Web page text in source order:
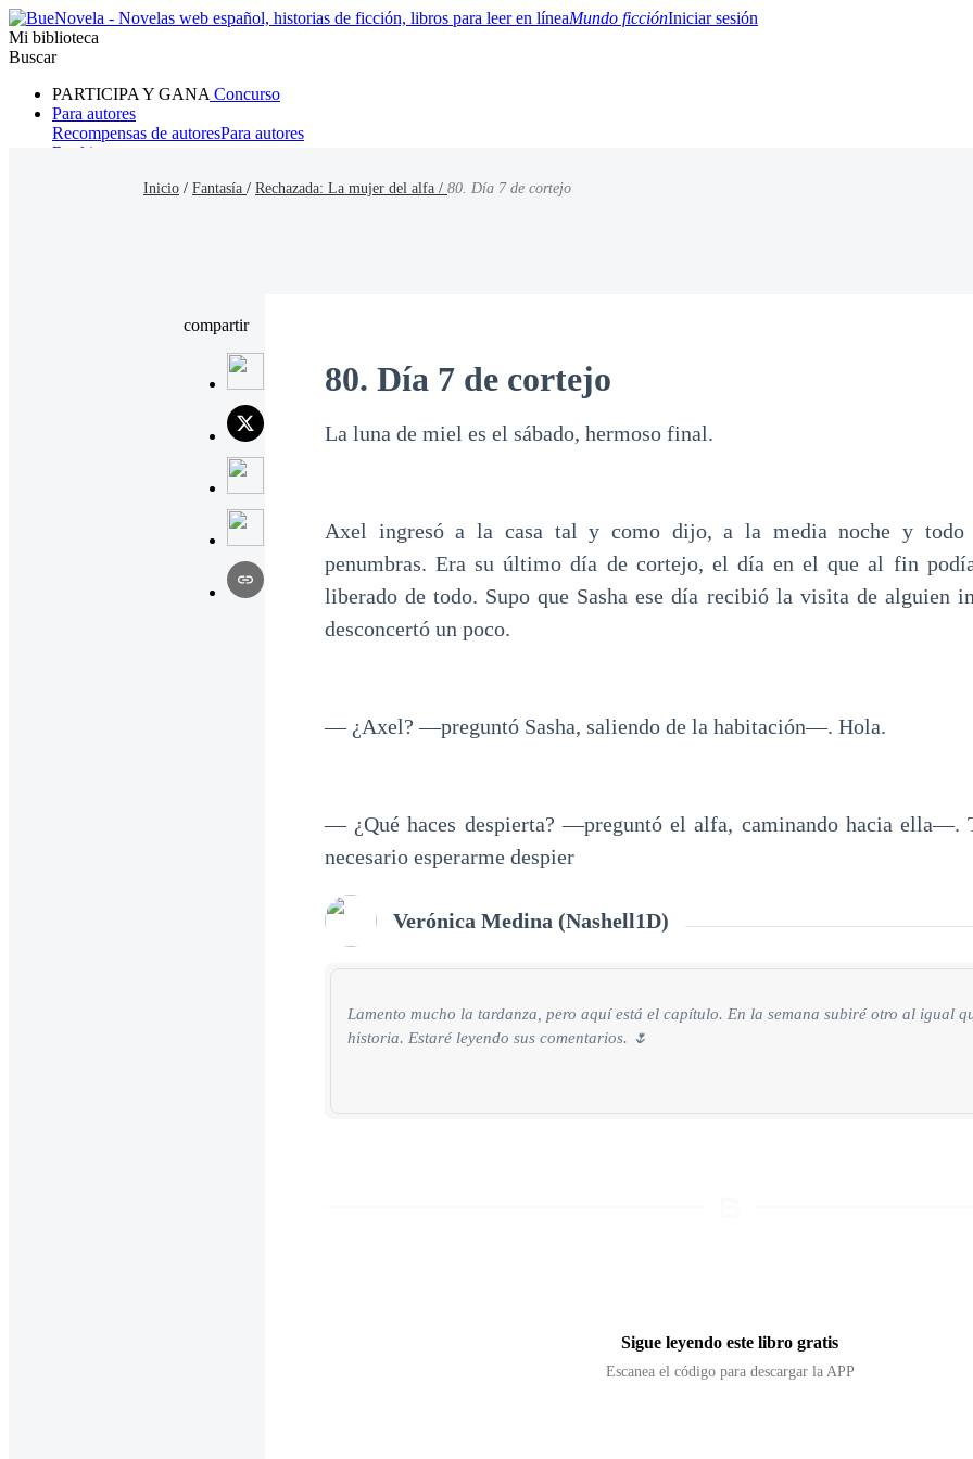
Mundo ficciónIniciar sesión
Mi biblioteca
Buscar
PARTICIPA Y GANA Concurso
Para autores
Recompensas de autoresPara autores
Ranking
Inicio / Fantasía / Rechazada: La mujer del alfa / 80. Día 7 de cortejo
compartir
80. Día 7 de cortejo
La luna de miel es el sábado, hermoso final.
Axel ingresó a la casa tal y como dijo, a la media noche y todo
penumbras. Era su último día de cortejo, el día en el que al fin
liberado de todo. Supo que Sasha ese día recibió la visita de alguien
desconcertó un poco.
— ¿Axel? —preguntó Sasha, saliendo de la habitación—. Hola.
— ¿Qué haces despierta? —preguntó el alfa, caminando hacia ella—.
necesario esperarme despier
Verónica Medina (Nashell1D)
Lamento mucho la tardanza, pero aquí está el capítulo. En la semana subiré otro al igual
historia. Estaré leyendo sus comentarios. 🌷
Sigue leyendo este libro gratis
Escanea el código para descargar la APP